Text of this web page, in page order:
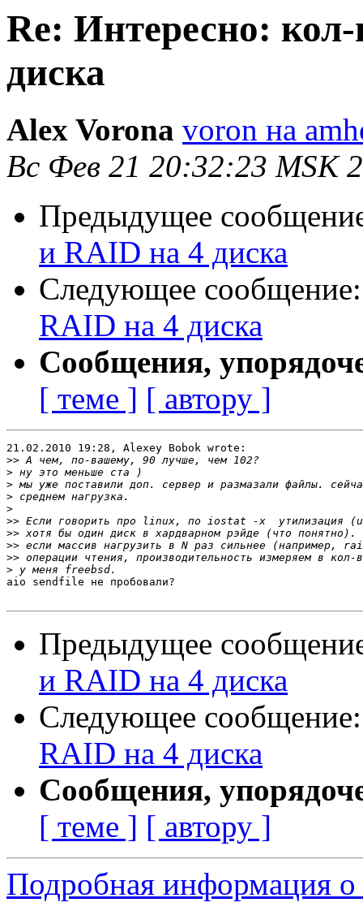
Re: Интересно:
диска
Alex Vorona voron на
Вс Фев 21 20:32:23 MSK
Предыдущее
и RAID на 4 диска
Следующее
RAID на 4 диска
Сообщения,
[ теме ] [ автору ]
21.02.2010 19:28, Alexey Bobok wrote:
>>
>
>
>
>
>>
>>
>>
>>
>
aio sendfile не пробовали?
Предыдущее
и RAID на 4 диска
Следующее
RAID на 4 диска
Сообщения,
[ теме ] [ автору ]
Подробная информация